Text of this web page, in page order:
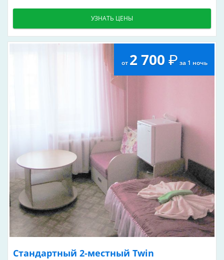
УЗНАТЬ ЦЕНЫ
от 2 700 за 1 ночь
Стандартный 2-местный Twin